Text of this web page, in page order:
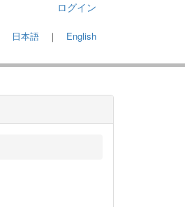
ログイン
日本語 ｜ English